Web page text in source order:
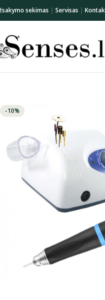
sekimas | Servisas |
-10%